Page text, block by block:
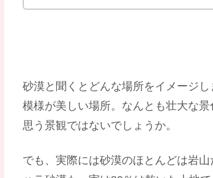
砂漠と聞くとどんな場所をイメージ
模様が美しい場所。なんとも壮大な
思う景観ではないでしょうか。
でも、実際には砂漠のほとんどは岩